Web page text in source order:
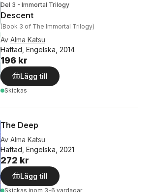
Del 3 - Immortal Trilogy
Descent
(Book 3 of The Immortal Trilogy)
Av Alma Katsu
Häftad, Engelska, 2014
196 kr
Lägg till
Skickas
The Deep
Av Alma Katsu
Häftad, Engelska, 2021
272 kr
Lägg till
Skickas inom 3-6 vardagar